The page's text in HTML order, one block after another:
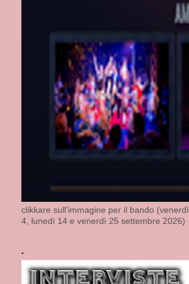
clikkare sull'immagine per il bando (venerdì
4, lunedì 14 e venerdì 25 settembre 2026)
.